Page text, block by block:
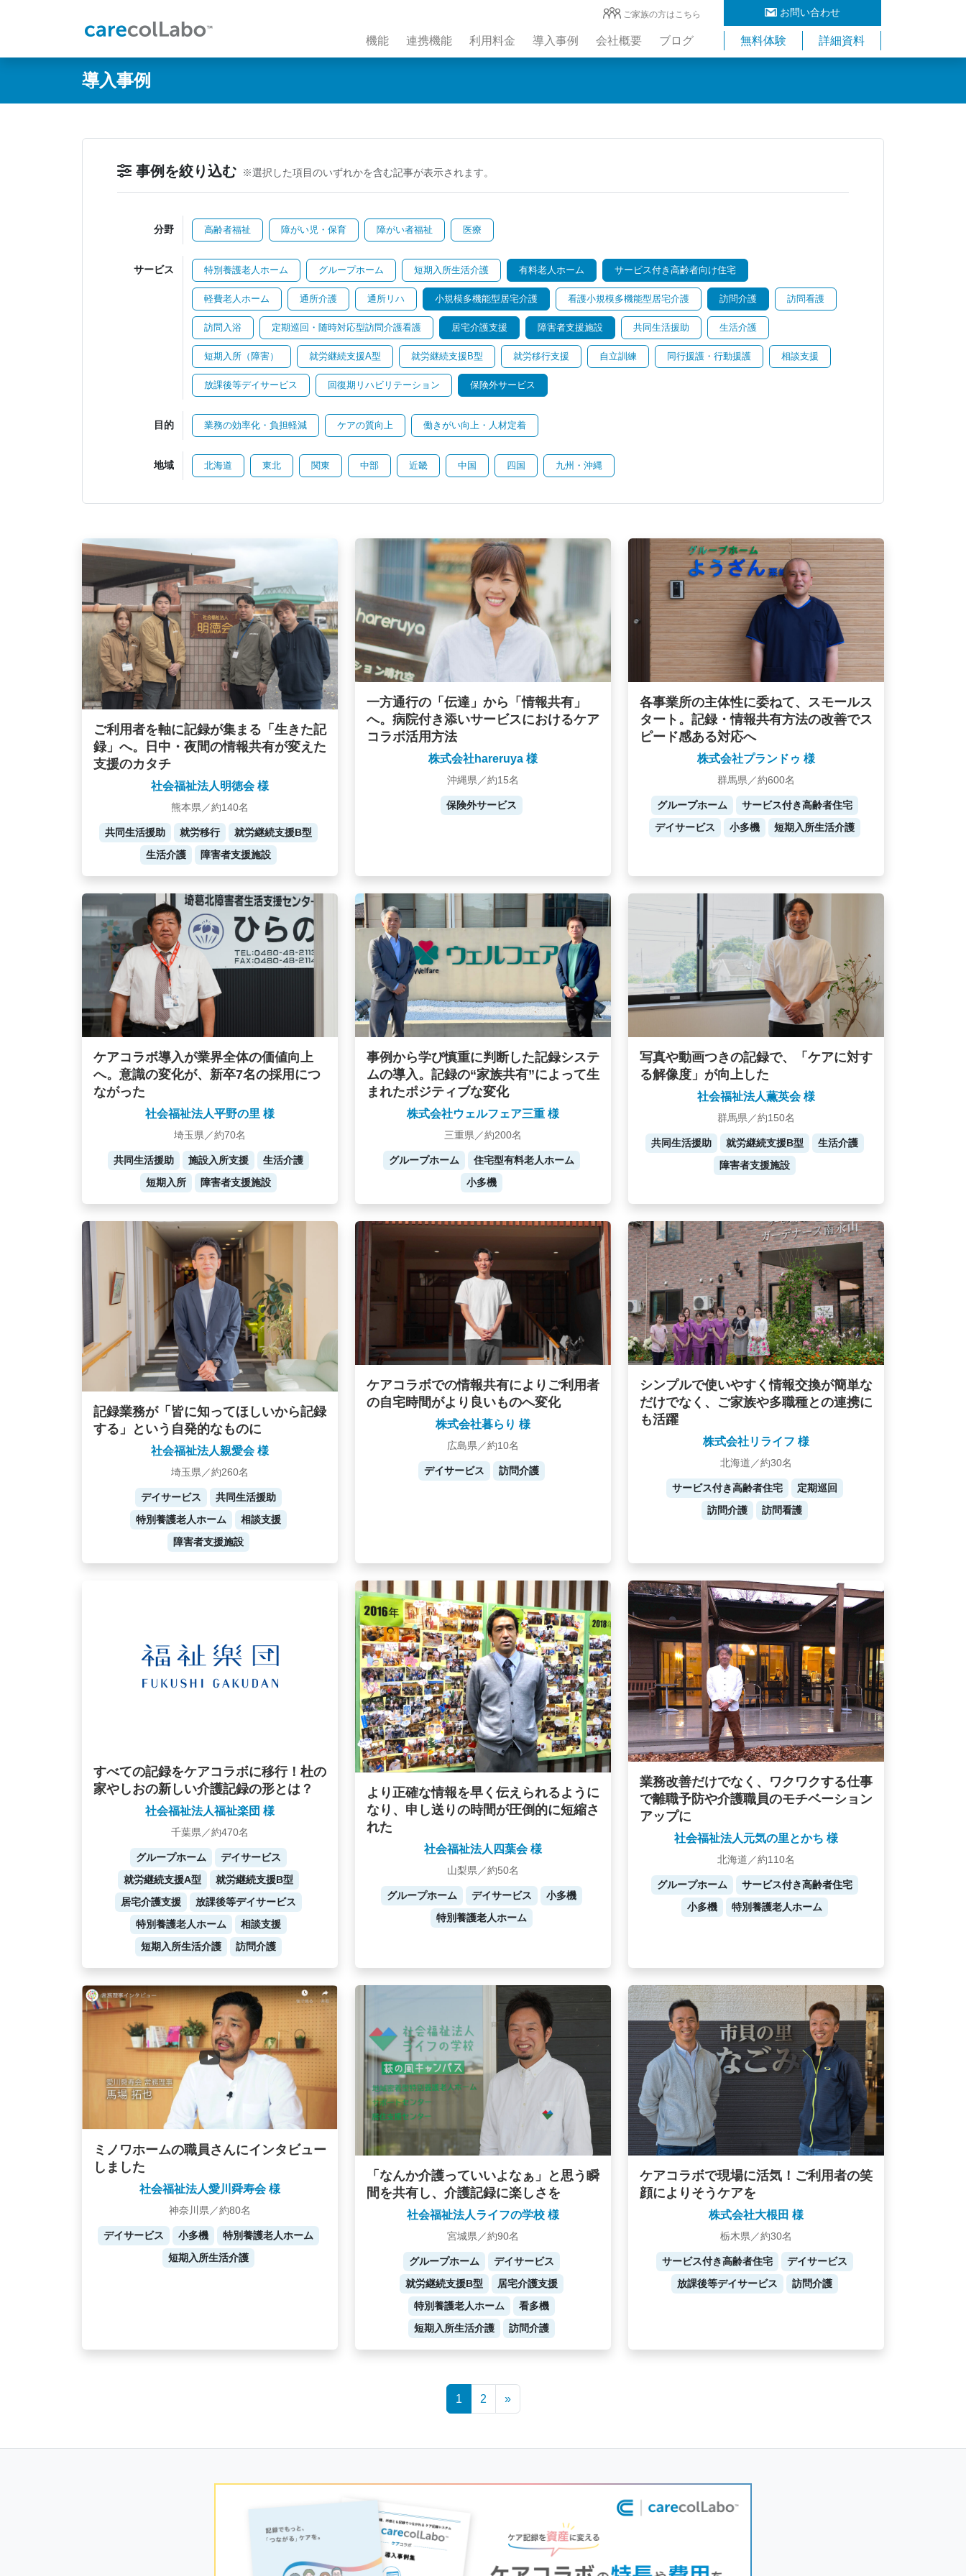
お問い合わせ
ご家族の方はこちら
機能 連携機能 利用料金 導入事例 会社概要 ブログ 無料体験 詳細資料
導入事例
事例を絞り込む ※選択した項目のいずれかを含む記事が表示されます。
分野 高齢者福祉 障がい児・保育 障がい者福祉 医療
サービス 特別養護老人ホーム グループホーム 短期入所生活介護 有料老人ホーム サービス付き高齢者向け住宅
軽費老人ホーム 通所介護 通所リハ 小規模多機能型居宅介護 看護小規模多機能型居宅介護 訪問介護 訪問看護
訪問入浴 定期巡回・随時対応型訪問介護看護 居宅介護支援 障害者支援施設 共同生活援助 生活介護
短期入所（障害） 就労継続支援A型 就労継続支援B型 就労移行支援 自立訓練 同行援護・行動援護 相談支援
放課後等デイサービス 回復期リハビリテーション 保険外サービス
目的 業務の効率化・負担軽減 ケアの質向上 働きがい向上・人材定着
地域 北海道 東北 関東 中部 近畿 中国 四国 九州・沖縄
ご利用者を軸に記録が集まる「生きた記
録」へ。日中・夜間の情報共有が変えた
支援のカタチ
社会福祉法人明徳会 様
熊本県／約140名
共同生活援助 就労移行
就労継続支援B型
生活介護
障害者支援施設
一方通行の「伝達」から「情報共有」
へ。病院付き添いサービスにおけるケア
コラボ活用方法
株式会社hareruya 様
沖縄県／約15名
保険外サービス
各事業所の主体性に委ねて、スモールス
タート。記録・情報共有方法の改善でス
ピード感ある対応へ
株式会社プランドゥ 様
群馬県／約600名
グループホーム
サービス付き高齢者住宅
デイサービス
小多機 短期入所生活介護
ケアコラボ導入が業界全体の価値向上
へ。意識の変化が、新卒7名の採用につ
ながった
社会福祉法人平野の里 様
埼玉県／約70名
共同生活援助 施設入所支援
生活介護
短期入所
障害者支援施設
事例から学び慎重に判断した記録システ
ムの導入。記録の“家族共有”によって生
まれたポジティブな変化
株式会社ウェルフェア三重 様
三重県／約200名
グループホーム
住宅型有料老人ホーム
小多機
写真や動画つきの記録で、「ケアに対す
る解像度」が向上した
社会福祉法人薫英会 様
群馬県／約150名
共同生活援助 就労継続支援B型
生活介護
障害者支援施設
記録業務が「皆に知ってほしいから記録
する」という自発的なものに
社会福祉法人親愛会 様
埼玉県／約260名
デイサービス
共同生活援助
特別養護老人ホーム
相談支援
障害者支援施設
ケアコラボでの情報共有によりご利用者
の自宅時間がより良いものへ変化
株式会社暮らり 様
広島県／約10名
デイサービス 訪問介護
シンプルで使いやすく情報交換が簡単な
だけでなく、ご家族や多職種との連携に
も活躍
株式会社リライフ 様
北海道／約30名
サービス付き高齢者住宅
定期巡回
訪問介護
訪問看護
すべての記録をケアコラボに移行！杜の
家やしおの新しい介護記録の形とは？
社会福祉法人福祉楽団 様
千葉県／約470名
グループホーム
デイサービス
就労継続支援A型
就労継続支援B型
居宅介護支援
放課後等デイサービス
特別養護老人ホーム
相談支援
短期入所生活介護
訪問介護
より正確な情報を早く伝えられるように
なり、申し送りの時間が圧倒的に短縮さ
れた
社会福祉法人四葉会 様
山梨県／約50名
グループホーム デイサービス
小多機
特別養護老人ホーム
業務改善だけでなく、ワクワクする仕事
で離職予防や介護職員のモチベーション
アップに
社会福祉法人元気の里とかち 様
北海道／約110名
グループホーム
サービス付き高齢者住宅
小多機
特別養護老人ホーム
ミノワホームの職員さんにインタビュー
しました
社会福祉法人愛川舜寿会 様
神奈川県／約80名
デイサービス 小多機
特別養護老人ホーム
短期入所生活介護
「なんか介護っていいよなぁ」と思う瞬
間を共有し、介護記録に楽しさを
社会福祉法人ライフの学校 様
宮城県／約90名
グループホーム
デイサービス
就労継続支援B型
居宅介護支援
特別養護老人ホーム
看多機
短期入所生活介護
訪問介護
ケアコラボで現場に活気！ご利用者の笑
顔によりそうケアを
株式会社大根田 様
栃木県／約30名
サービス付き高齢者住宅
デイサービス
放課後等デイサービス
訪問介護
1 2 »